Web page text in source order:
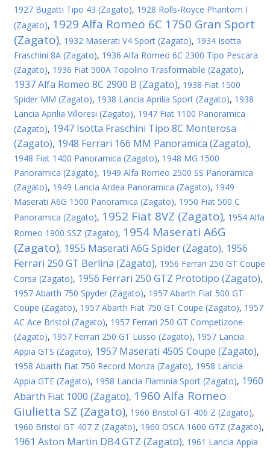
1927 Bugatti Tipo 43 (Zagato), 1928 Rolls-Royce Phantom I
(Zagato), 1929 Alfa Romeo 6C 1750 Gran Sport
(Zagato), 1932 Maserati V4 Sport (Zagato), 1934 Isotta
Fraschini 8A (Zagato), 1936 Alfa Romeo 6C 2300 Tipo Pescara
(Zagato), 1936 Fiat 500A Topolino Trasformabile (Zagato),
1937 Alfa Romeo 8C 2900 B (Zagato), 1938 Fiat 1500
Spider MM (Zagato), 1938 Lancia Aprilia Sport (Zagato), 1938
Lancia Aprilia Villoresi (Zagato), 1947 Fiat 1100 Panoramica
(Zagato), 1947 Isotta Fraschini Tipo 8C Monterosa
(Zagato), 1948 Ferrari 166 MM Panoramica (Zagato),
1948 Fiat 1400 Panoramica (Zagato), 1948 MG 1500
Panoramica (Zagato), 1949 Alfa Romeo 2500 SS Panoramica
(Zagato), 1949 Lancia Ardea Panoramica (Zagato), 1949
Maserati A6G 1500 Panoramica (Zagato), 1950 Fiat 500 C
Panoramica (Zagato), 1952 Fiat 8VZ (Zagato), 1954 Alfa
Romeo 1900 SSZ (Zagato), 1954 Maserati A6G
(Zagato), 1955 Maserati A6G Spider (Zagato), 1956
Ferrari 250 GT Berlina (Zagato), 1956 Ferrari 250 GT Coupe
Corsa (Zagato), 1956 Ferrari 250 GTZ Prototipo (Zagato),
1957 Abarth 750 Spyder (Zagato), 1957 Abarth Fiat 500 GT
Coupe (Zagato), 1957 Abarth Fiat 750 GT Coupe (Zagato), 1957
AC Ace Bristol (Zagato), 1957 Ferrari 250 GT Competizone
(Zagato), 1957 Ferrari 250 GT Lusso (Zagato), 1957 Lancia
Appia GTS (Zagato), 1957 Maserati 450S Coupe (Zagato),
1958 Abarth Fiat 750 Record Monza (Zagato), 1958 Lancia
Appia GTE (Zagato), 1958 Lancia Flaminia Sport (Zagato), 1960
Abarth Fiat 1000 (Zagato), 1960 Alfa Romeo
Giulietta SZ (Zagato), 1960 Bristol GT 406 Z (Zagato),
1960 Bristol GT 407 Z (Zagato), 1960 OSCA 1600 GTZ (Zagato),
1961 Aston Martin DB4 GTZ (Zagato), 1961 Lancia Appia